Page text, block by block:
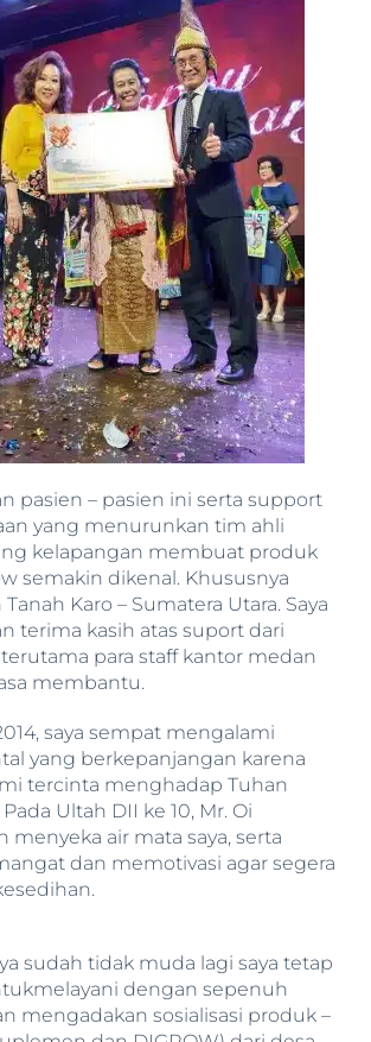
pasien – pasien ini serta support
yang menurunkan tim ahli
kelapangan membuat produk
semakin dikenal. Khususnya
Karo – Sumatera Utara. Saya
terima kasih atas suport dari
para staff kantor medan
membantu.
saya sempat mengalami
yang berkepanjangan karena
tercinta menghadap Tuhan
Ultah DII ke 10, Mr. Oi
menyeka air mata saya, serta
dan memotivasi agar segera
sudah tidak muda lagi saya tetap
dengan sepenuh
mengadakan sosialisasi produk –